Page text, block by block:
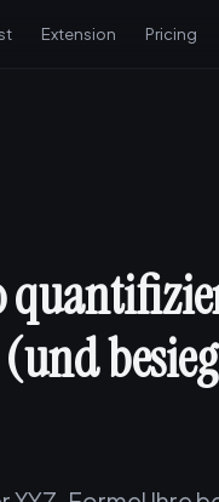
Extension Pricing